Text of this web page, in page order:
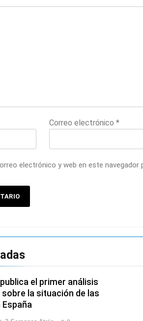
Correo electrónico*
electrónico y web en este navegador
el primer análisis
sobre la situación de las
España